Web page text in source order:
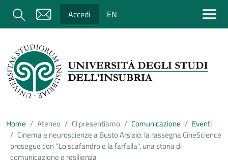
Salta al contenuto principale
Cerca Accedi EN
Home Ateneo Ci presentiamo Comunicazione
Eventi
Cinema e neuroscienze a Busto Arsizio: la rassegna CineScience
prosegue con "Lo scafandro e la farfalla", una storia di
comunicazione e resilienza